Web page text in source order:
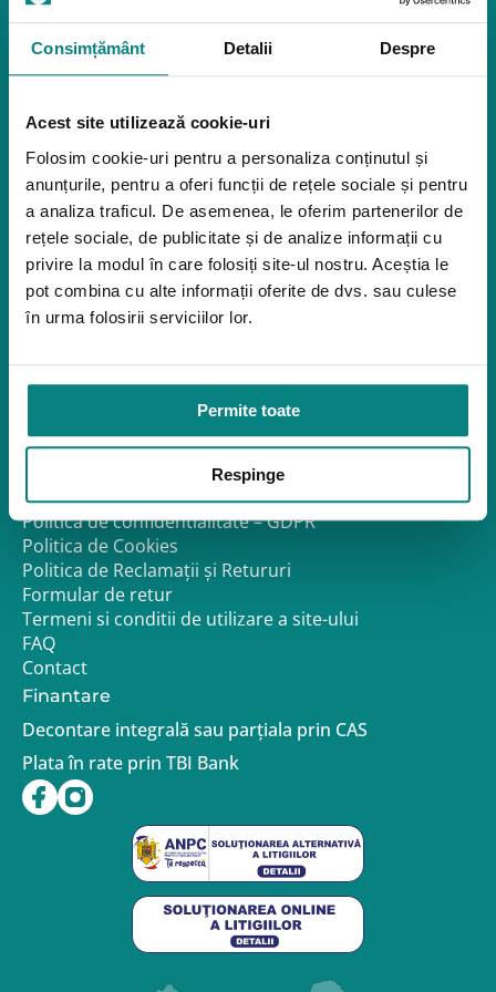
Consimțământ Detalii Despre
Acest site utilizează cookie-uri
Folosim cookie-uri pentru a personaliza conținutul și
anunțurile, pentru a oferi funcții de rețele sociale și pentru
a analiza traficul. De asemenea, le oferim partenerilor de
rețele sociale, de publicitate și de analize informații cu
privire la modul în care folosiți site-ul nostru. Aceștia le
pot combina cu alte informații oferite de dvs. sau culese
în urma folosirii serviciilor lor.
Permite toate
Respinge
Pozitionare
Igiena
Mostre
Dispozitive pentru urcarea scărilor
Rampe pentru scaune cu rotile
Bare de prindere și mânere de baie
Închiriere platforme șenilate
Închiriere rampe acces
Produse pentru adulţi
Apnee în somn
Orteze
Oxigenoterapia
Despre noi
Politica de confidentialitate – GDPR
Politica de Cookies
Politica de Reclamații și Retururi
Formular de retur
Termeni si conditii de utilizare a site-ului
FAQ
Contact
Finantare
Decontare integrală sau parțiala prin CAS
Plata în rate prin TBI Bank